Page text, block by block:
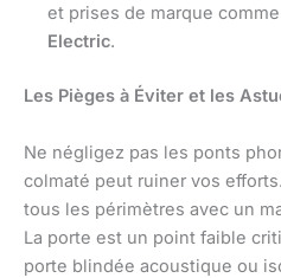
et prises de marque comme
Electric.
Les Pièges à Éviter et les
Ne négligez pas les ponts
colmaté peut ruiner vos
tous les périmètres avec un
La porte est un point faible
porte blindée acoustique ou